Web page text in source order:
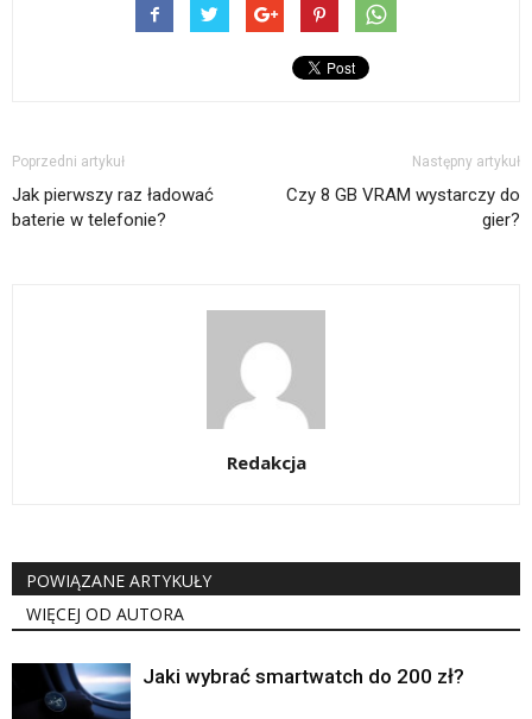
Poprzedni artykuł
Jak pierwszy raz ładować
baterie w telefonie?
Następny artykuł
Czy 8 GB VRAM wystarczy do
gier?
Redakcja
POWIĄZANE ARTYKUŁY
WIĘCEJ OD AUTORA
Jaki wybrać smartwatch do 200 zł?